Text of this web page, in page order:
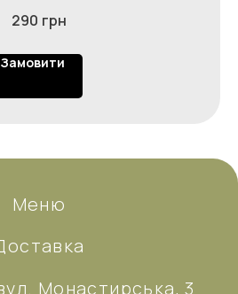
290 грн
Замовити